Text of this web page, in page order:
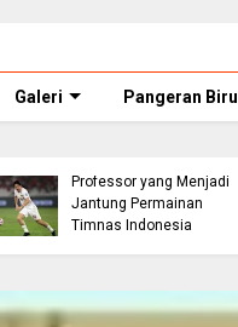
Galeri Pangeran Biru
Professor yang Menjadi
Jantung Permainan
Timnas Indonesia